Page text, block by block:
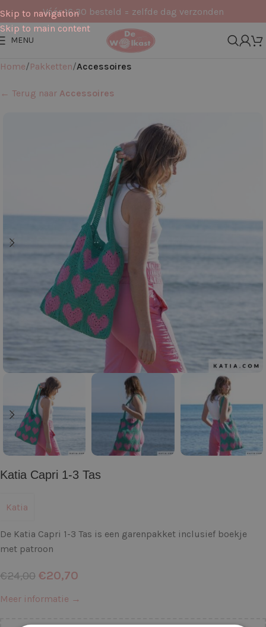
Skip to navigation
Skip to main content
Vóór 16:30 besteld = zelfde dag verzonden
MENU
Home Pakketten Accessoires
← Terug naar Accessoires
Katia Capri 1-3 Tas
Katia
De Katia Capri 1-3 Tas is een garenpakket inclusief boekje
met patroon
€24,00 €20,70
Meer informatie →